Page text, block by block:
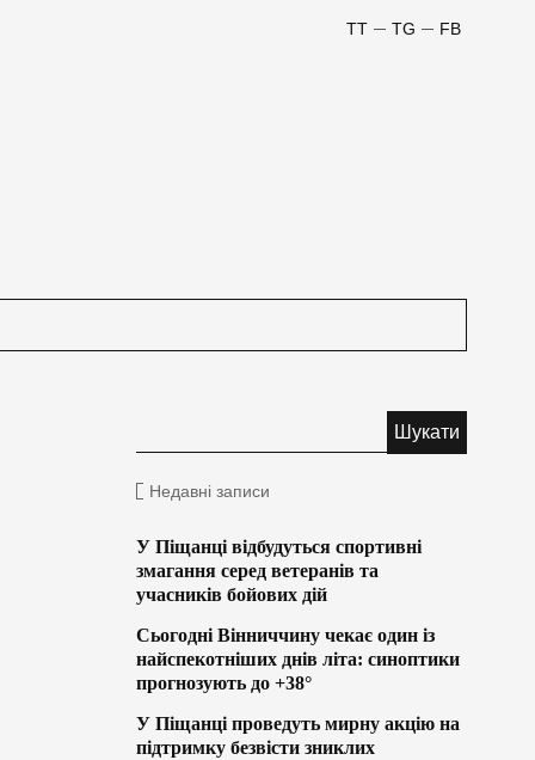
FB
TG
TT
Недавні записи
У Піщанці відбудуться спортивні
змагання серед ветеранів та
учасників бойових дій
Сьогодні Вінниччину чекає один із
найспекотніших днів літа: синоптики
прогнозують до +38°
У Піщанці проведуть мирну акцію на
підтримку безвісти зниклих